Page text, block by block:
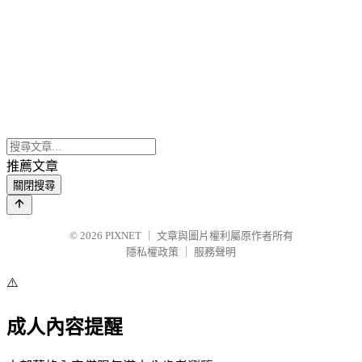
推薦文章
關閉搜尋
© 2026 PIXNET
文章與圖片權利屬原作者所有
隱私權政策
服務聲明
⚠️
成人內容提醒